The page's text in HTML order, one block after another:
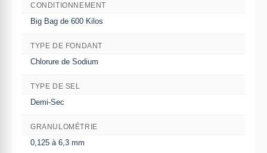
CONDITIONNEMENT
Big Bag de 600 Kilos
TYPE DE FONDANT
Chlorure de Sodium
TYPE DE SEL
Demi-Sec
GRANULOMÉTRIE
0,125 à 6,3 mm